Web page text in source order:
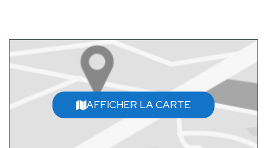
AFFICHER LA CARTE